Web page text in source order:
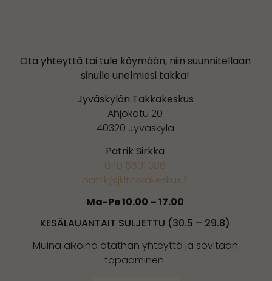
Ota yhteyttä tai tule käymään, niin suunnitellaan
sinulle unelmiesi takka!
Jyväskylän Takkakeskus
Ahjokatu 20
40320 Jyväskylä
Patrik Sirkka
040 5601 386
patrik@jkltakkakeskus.fi
Ma-Pe 10.00 – 17.00
KESÄLAUANTAIT SULJETTU (30.5 – 29.8)
Muina aikoina otathan yhteyttä ja sovitaan
tapaaminen.